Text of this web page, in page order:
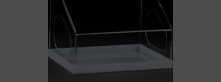
Filce polerskie (krążki i palce)
Filce polerskie twarde na prostnicę
Frezy z bardzo drobnymi krzyżowymi nacięciami
Frezy z bardzo grubymi krzyżowymi nacięciami